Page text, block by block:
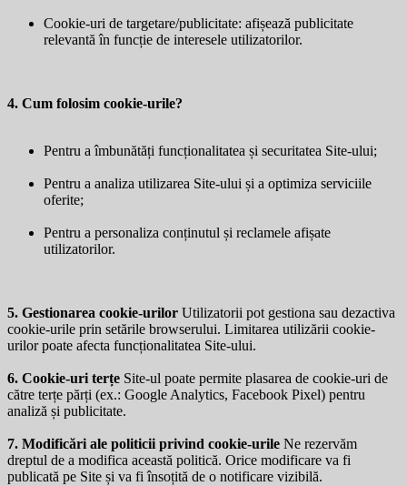
Cookie-uri de targetare/publicitate: afișează publicitate
relevantă în funcție de interesele utilizatorilor.
4. Cum folosim cookie-urile?
Pentru a îmbunătăți funcționalitatea și securitatea Site-ului;
Pentru a analiza utilizarea Site-ului și a optimiza serviciile
oferite;
Pentru a personaliza conținutul și reclamele afișate
utilizatorilor.
5. Gestionarea cookie-urilor Utilizatorii pot gestiona sau dezactiva
cookie-urile prin setările browserului. Limitarea utilizării cookie-
urilor poate afecta funcționalitatea Site-ului.
6. Cookie-uri terțe Site-ul poate permite plasarea de cookie-uri de
către terțe părți (ex.: Google Analytics, Facebook Pixel) pentru
analiză și publicitate.
7. Modificări ale politicii privind cookie-urile Ne rezervăm
dreptul de a modifica această politică. Orice modificare va fi
publicată pe Site și va fi însoțită de o notificare vizibilă.